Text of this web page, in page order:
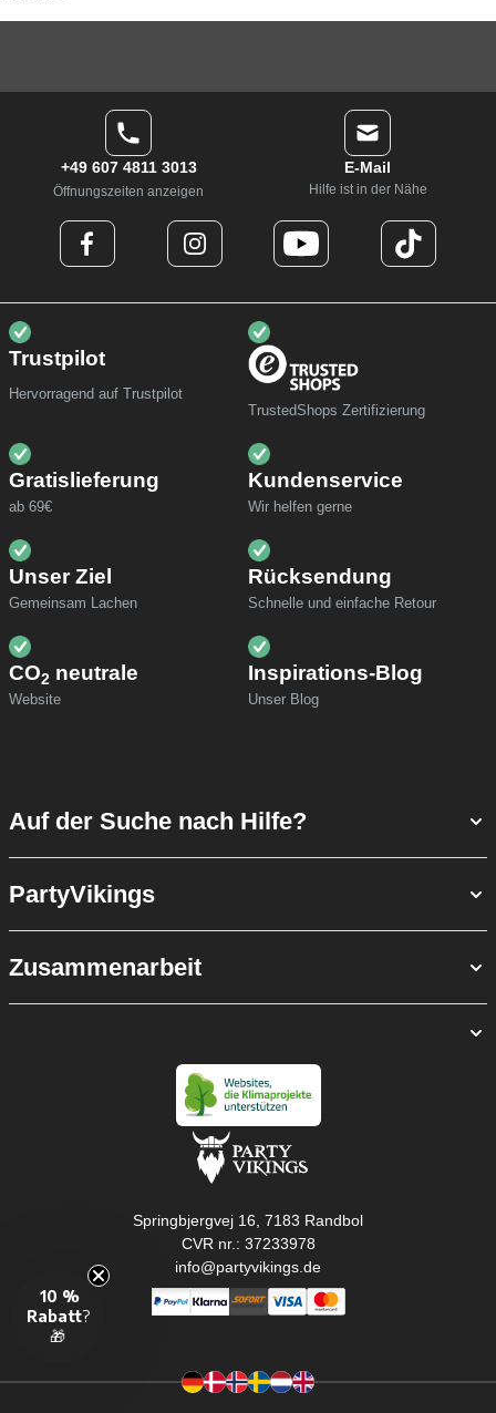
+49 607 4811 3013
Öffnungszeiten anzeigen
E-Mail
Hilfe ist in der Nähe
Trustpilot
Hervorragend auf Trustpilot
TrustedShops Zertifizierung
Gratislieferung
ab 69€
Kundenservice
Wir helfen gerne
Unser Ziel
Gemeinsam Lachen
Rücksendung
Schnelle und einfache Retour
CO2 neutrale
Website
Inspirations-Blog
Unser Blog
Auf der Suche nach Hilfe?
PartyVikings
Zusammenarbeit
Springbjergvej 16, 7183 Randbol
CVR nr.: 37233978
info@partyvikings.de
10 %
Rabatt?
🎁